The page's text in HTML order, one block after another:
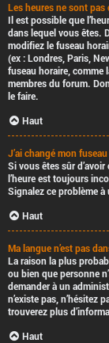
Les heures ne sont pas
Il est possible que
dans lequel vous êtes.
modifiez le fuseau
(ex : Londres, Paris,
fuseau horaire, comme
membres du forum.
le faire.
Haut
J’ai changé mon
Si vous êtes sûr
l’heure est toujours
Signalez ce problème
Haut
Ma langue n’est pas
La raison la plus
ou bien que personne
demander à un
n’existe pas, n’hésitez
trouverez plus
Haut